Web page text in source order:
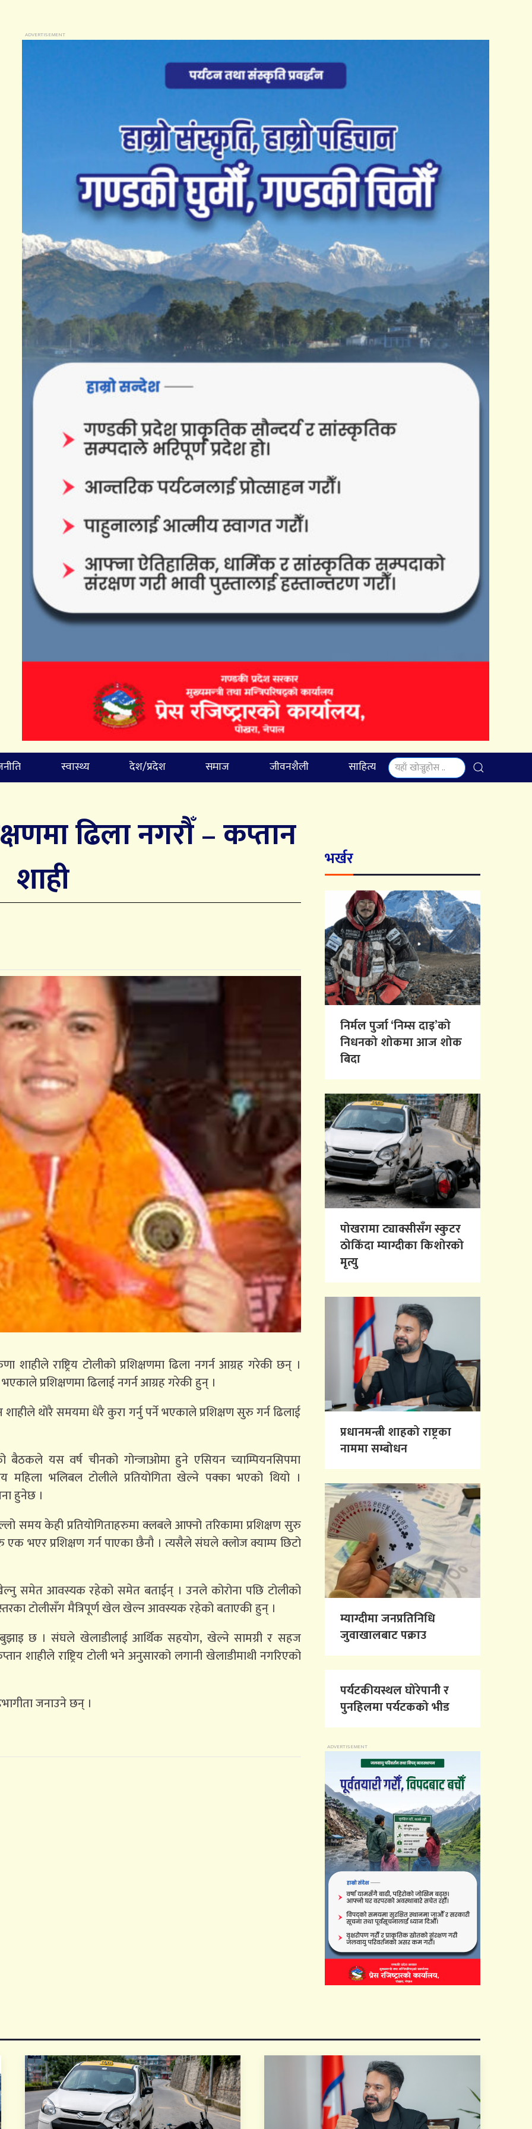
स्वास्थ्य देश/प्रदेश समाज जीवनशैली साहित्य
ढिला नगरौँ – कप्तान
शाही
शाहीले राष्ट्रिय टोलीको प्रशिक्षणमा ढिला नगर्न आग्रह गरेकी छन् ।
प्रशिक्षणमा ढिलाई नगर्न आग्रह गरेकी हुन् ।
थोरै समयमा धेरै कुरा गर्नु पर्ने भएकाले प्रशिक्षण सुरु गर्न ढिलाई
यस वर्ष चीनको गोन्जाओमा हुने एसियन च्याम्पियनसिपमा
महिला भलिबल टोलीले प्रतियोगिता खेल्ने पक्का भएको थियो ।
हुनेछ ।
समय केही प्रतियोगिताहरुमा क्लबले आफ्नो तरिकामा प्रशिक्षण सुरु
एक भएर प्रशिक्षण गर्न पाएका छैनौ । त्यसैले संघले क्लोज क्याम्प छिटो
समेत आवस्यक रहेको समेत बताईन् । उनले कोरोना पछि टोलीको
टोलीसँग मैत्रिपूर्ण खेल खेल्न आवस्यक रहेको बताएकी हुन् ।
छ । संघले खेलाडीलाई आर्थिक सहयोग, खेल्ने सामग्री र सहज
शाहीले राष्ट्रिय टोली भने अनुसारको लगानी खेलाडीमाथी नगरिएको
जनाउने छन् ।
भर्खर
निर्मल पुर्जा ‘निम्स दाइ’को
निधनको शोकमा आज शोक
बिदा
पोखरामा ट्याक्सीसँग स्कुटर
ठोकिँदा म्याग्दीका किशोरको
मृत्यु
प्रधानमन्त्री शाहको राष्ट्रका
नाममा सम्बोधन
म्याग्दीमा जनप्रतिनिधि
जुवाखालबाट पक्राउ
पर्यटकीयस्थल घोरेपानी र
पुनहिलमा पर्यटकको भीड